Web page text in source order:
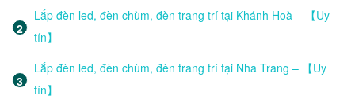
Lắp đèn led, đèn chùm, đèn trang trí tại Khánh Hoà – 【Uy
tín】
Lắp đèn led, đèn chùm, đèn trang trí tại Nha Trang – 【Uy
tín】